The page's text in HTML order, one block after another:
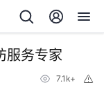
服务专家
7.1k+